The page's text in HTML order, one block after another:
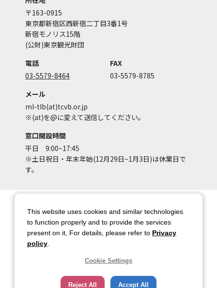
〒163-0915
東京都新宿区西新宿二丁目3番1号
新宿モノリス15階
(公財)東京観光財団
電話
03-5579-8464
FAX
03-5579-8785
メール
ml-tlb(at)tcvb.or.jp
※(at)を@に変えて送信してください。
窓口開設時間
平日 9:00~17:45
※土日祝日・年末年始(12月29日~1月3日)は休業日で
す。
アカウントポリシー
個人情報保護方針
著作権について
お問い合わせ
都庁総合ページへのリンク
トップページ
This website uses cookies and similar technologies
to function properly and to provide the services
present on it, For details, please refer to Privacy
policy
Cookie Settings
Reject All Accept All